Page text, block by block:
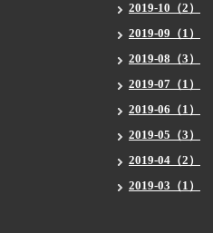
2019-10（2）
2019-09（1）
2019-08（3）
2019-07（1）
2019-06（1）
2019-05（3）
2019-04（2）
2019-03（1）